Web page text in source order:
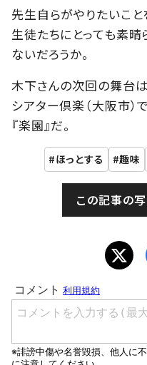
先生自らがやりたいこ
生徒たちにとっても素
ないだろうか。
木下さんの次回の舞台
シアター倶楽（大阪市
『楽園』だ。
ほっとする 趣味
この記事の